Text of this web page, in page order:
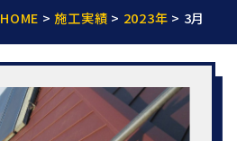
HOME > 施工実績 > 2023年 > 3月